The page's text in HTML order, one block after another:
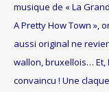
musique de « La
A Pretty How Town »,
aussi original ne
wallon, bruxellois… Et,
convaincu ! Une